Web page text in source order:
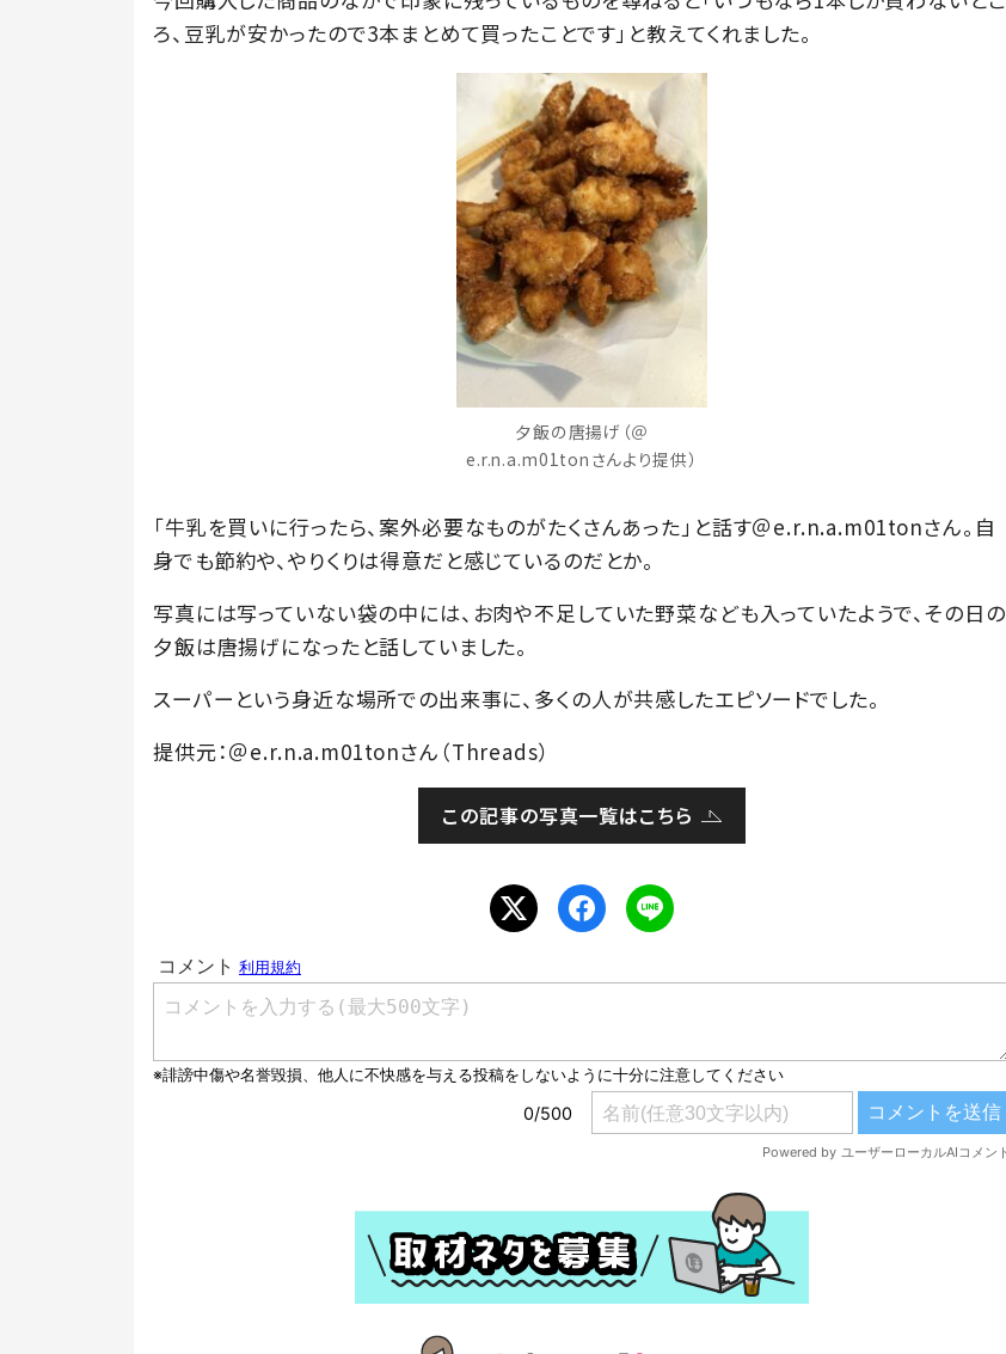
ろ、豆乳が安かったので3本まとめて買ったことです」と教えてくれました。
夕飯の唐揚げ（＠
e.r.n.a.m01tonさんより提供）
「牛乳を買いに行ったら、案外必要なものがたくさんあった」と話す＠e.r.n.a.m01tonさん。自
身でも節約や、やりくりは得意だと感じているのだとか。
写真には写っていない袋の中には、お肉や不足していた野菜なども入っていたようで、その日の
夕飯は唐揚げになったと話していました。
スーパーという身近な場所での出来事に、多くの人が共感したエピソードでした。
提供元：＠e.r.n.a.m01tonさん（Threads）
この記事の写真一覧はこちら